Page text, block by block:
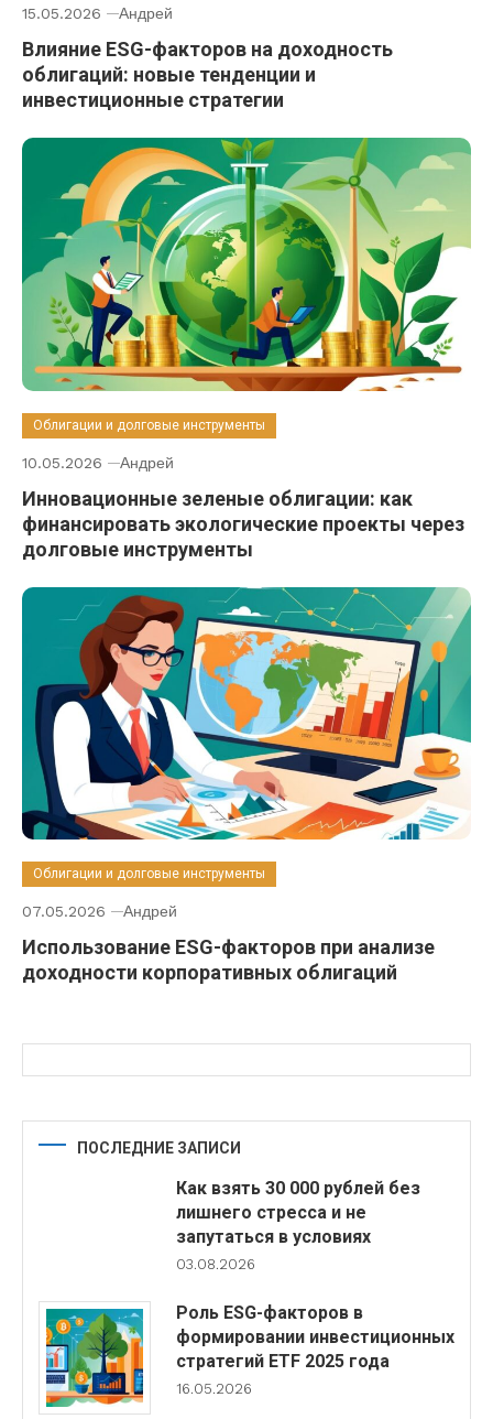
15.05.2026 Андрей
Влияние ESG-факторов на доходность
облигаций: новые тенденции и
инвестиционные стратегии
Облигации и долговые инструменты
10.05.2026 Андрей
Инновационные зеленые облигации: как
финансировать экологические проекты через
долговые инструменты
Облигации и долговые инструменты
07.05.2026 Андрей
Использование ESG-факторов при анализе
доходности корпоративных облигаций
ПОСЛЕДНИЕ ЗАПИСИ
Как взять 30 000 рублей без
лишнего стресса и не
запутаться в условиях
03.08.2026
Роль ESG-факторов в
формировании инвестиционных
стратегий ETF 2025 года
16.05.2026